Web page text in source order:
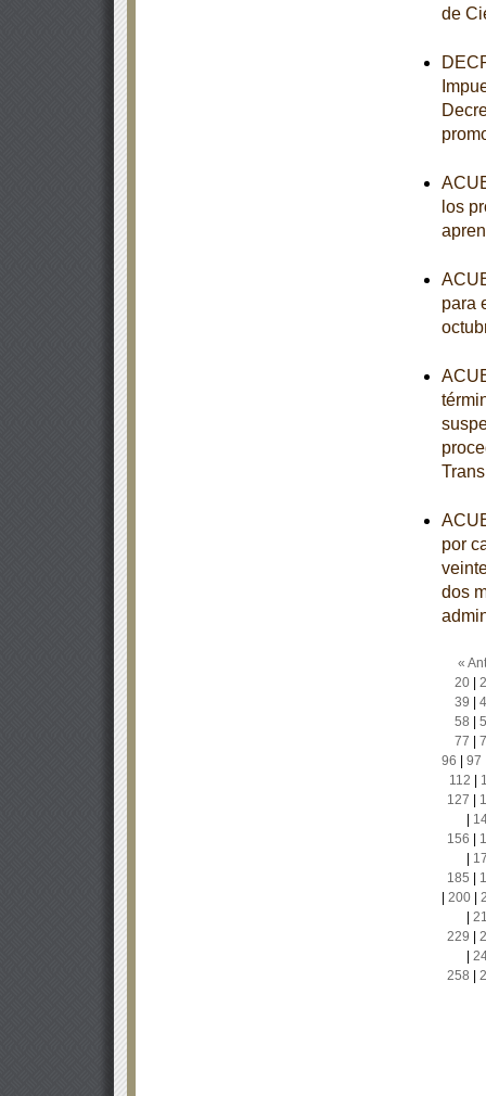
de
los
para
por
dos
«
20|
39
58
77
96
97
112
127
156
185
200|
229
258